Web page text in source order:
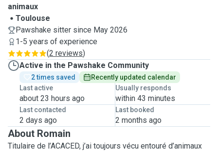
animaux
Toulouse
Pawshake sitter since May 2026
1-5 years of experience
(2 reviews)
Active in the Pawshake Community
2 times saved
Recently updated calendar
Last active
about 23 hours ago
Usually responds
within 43 minutes
Last contacted
2 days ago
Last booked
2 months ago
About Romain
Titulaire de l’ACACED, j’ai toujours vécu entouré d’animaux